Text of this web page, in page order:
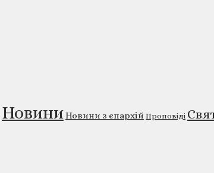
НовиниНовини з єпархій Проповіді